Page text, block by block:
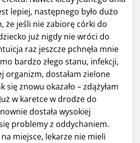
lepiej, następnego było dużo
że jeśli nie zabiorę córki do
już nigdy nie wróci do
raz jeszcze pchnęła mnie
bardzo złego stanu, infekcji,
organizm, dostałam zielone
się znowu okazało – zdążyłam
w karetce w drodze do
dostała wysokiej
problemy z oddychaniem.
miejsce, lekarze nie mieli